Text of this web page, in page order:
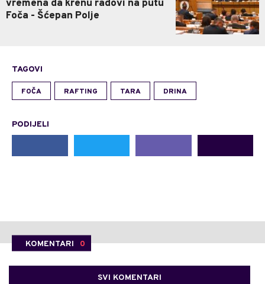
vremena da krenu radovi na putu
Foča - Šćepan Polje
TAGOVI
FOČA RAFTING TARA DRINA
PODIJELI
KOMENTARI 0
SVI KOMENTARI